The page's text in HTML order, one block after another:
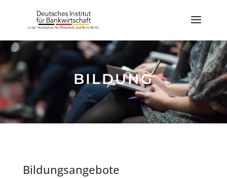
BILDUNG
Bildungsangebote